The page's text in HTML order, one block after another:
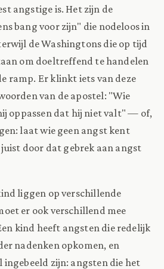
angstige is. Het zijn de
bang voor zijn" die nodeloos in
de Washingtons die op tijd
om doeltreffend te handelen
ramp. Er klinkt iets van deze
van de apostel: "Wie
oppassen dat hij niet valt" — of,
laat wie geen angst kent
door dat gebrek aan angst
liggen op verschillende
er ook verschillend mee
kind heeft angsten die redelijk
nadenken opkomen, en
ingebeeld zijn: angsten die het